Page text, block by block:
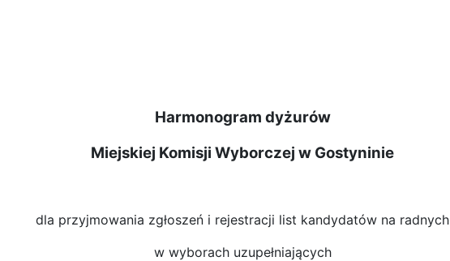
Harmonogram dyżurów
Miejskiej Komisji Wyborczej w Gostyninie
dla przyjmowania zgłoszeń i rejestracji list kandydatów na radnych
w wyborach uzupełniających